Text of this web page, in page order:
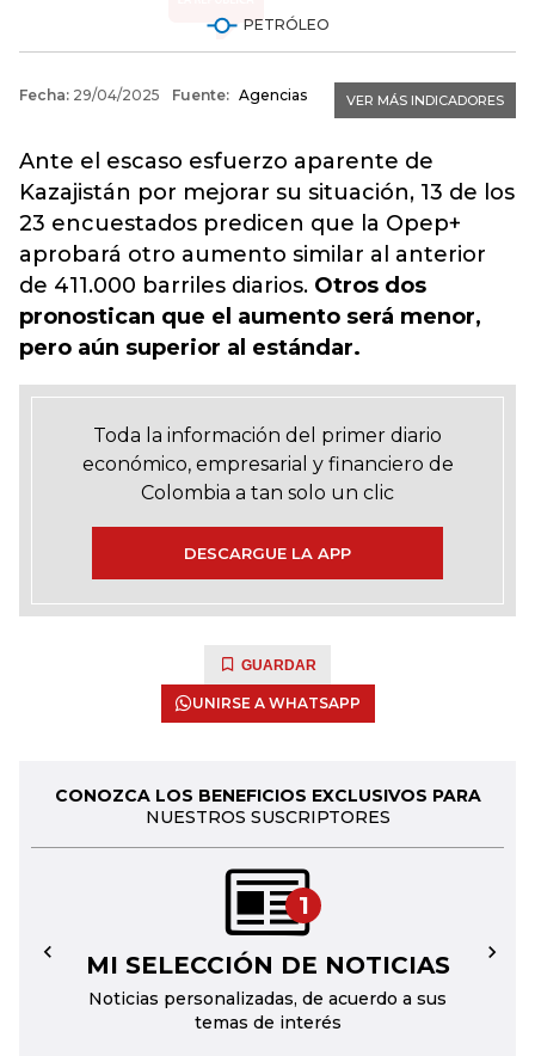
Ante el escaso esfuerzo aparente de
Kazajistán por mejorar su situación, 13 de los
23 encuestados predicen que la Opep+
aprobará otro aumento similar al anterior
de 411.000 barriles diarios. Otros dos
pronostican que el aumento será menor,
pero aún superior al estándar.
Toda la información del primer diario
económico, empresarial y financiero de
Colombia a tan solo un clic
DESCARGUE LA APP
GUARDAR
UNIRSE A WHATSAPP
CONOZCA LOS BENEFICIOS EXCLUSIVOS PARA
NUESTROS SUSCRIPTORES
1
MI SELECCIÓN DE NOTICIAS
Noticias personalizadas, de acuerdo a sus
temas de interés
← →